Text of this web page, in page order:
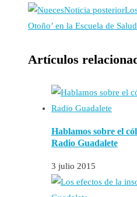
Noticia posterior
Otoño’ en la Escuela de
Artículos
Hablamos sobre el
Radio Guadalete
3 julio 2015